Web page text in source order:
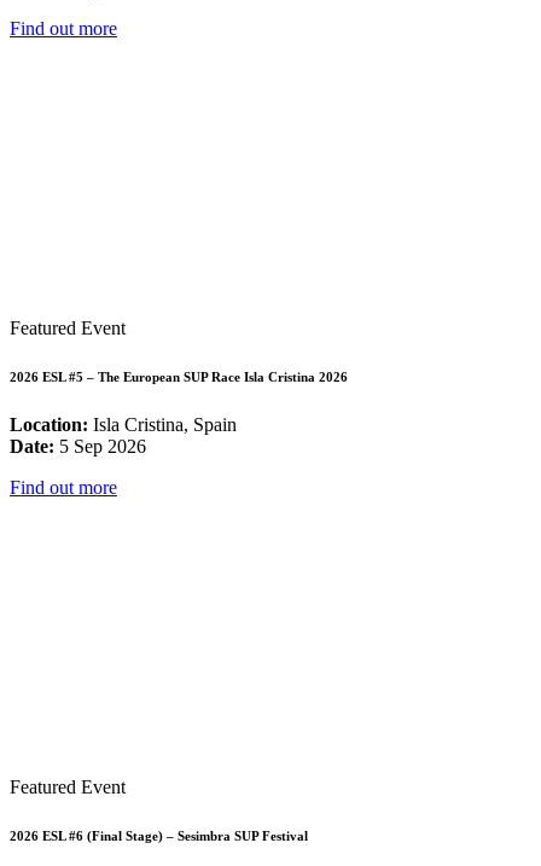
Find out more
Featured Event
2026 ESL #5 – The European SUP Race Isla Cristina 2026
Location: Isla Cristina, Spain
Date: 5 Sep 2026
Find out more
Featured Event
2026 ESL #6 (Final Stage) – Sesimbra SUP Festival